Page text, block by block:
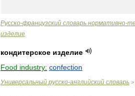
Русско-французский словарь нормативно-
изделие
кондитерское изделие
Food industry: confection
Универсальный русско-английский словарь >